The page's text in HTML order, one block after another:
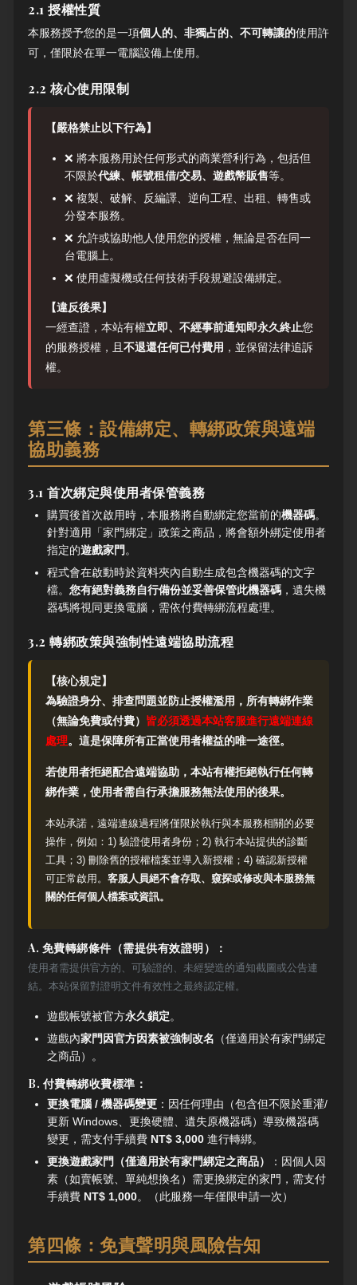
2.1 授權性質
本服務授予您的是一項個人的、非獨占的、不可轉讓的使用許
可，僅限於在單一電腦設備上使用。
2.2 核心使用限制
【嚴格禁止以下行為】
❌ 將本服務用於任何形式的商業營利行為，包括但
不限於代練、帳號租借/交易、遊戲幣販售等。
❌ 複製、破解、反編譯、逆向工程、出租、轉售或
分發本服務。
❌ 允許或協助他人使用您的授權，無論是否在同一
台電腦上。
❌ 使用虛擬機或任何技術手段規避設備綁定。
【違反後果】
一經查證，本站有權立即、不經事前通知即永久終止您
的服務授權，且 不退還任何已付費用 ，並保留法律追訴
權。
第三條：設備綁定、轉綁政策與遠端
協助義務
3.1 首次綁定與使用者保管義務
購買後首次啟用時，本服務將自動綁定您當前的機器碼。
針對適用「家門綁定」政策之商品，將會額外綁定使用者
指定的遊戲家門 。
程式會在啟動時於資料夾內自動生成包含機器碼的文字
檔。 您有絕對義務自行備份並妥善保管此機器碼 ，遺失機
器碼將視同更換電腦，需依付費轉綁流程處理。
3.2 轉綁政策與強制性遠端協助流程
【核心規定】
為驗證身分、排查問題並防止授權濫用，所有轉綁作業
（無論免費或付費） 皆必須透過本站客服進行遠端連線
處理。這是保障所有正當使用者權益的唯一途徑。
若使用者拒絕配合遠端協助，本站有權拒絕執行任何轉
綁作業，使用者需自行承擔服務無法使用的後果。
本站承諾，遠端連線過程將僅限於執行與本服務相關的必要
操作，例如：1) 驗證使用者身份；2) 執行本站提供的診斷
工具；3) 刪除舊的授權檔案並導入新授權；4) 確認新授權
可正常啟用。 客服人員絕不會存取、窺探或修改與本服務無
關的任何個人檔案或資訊。
A. 免費轉綁條件（需提供有效證明）：
使用者需提供官方的、可驗證的、未經變造的通知截圖或公告連
結。本站保留對證明文件有效性之最終認定權。
遊戲帳號被官方永久鎖定。
遊戲內家門因官方因素被強制改名 （僅適用於有家門綁定
之商品）。
B. 付費轉綁收費標準：
更換電腦 / 機器碼變更 ：因任何理由（包含但不限於重灌/
更新 Windows、更換硬體、遺失原機器碼）導致機器碼
變更，需支付手續費 NT$ 3,000 進行轉綁。
更換遊戲家門（僅適用於有家門綁定之商品）
：因個人因
素（如賣帳號、單純想換名）需更換綁定的家門，需支付
手續費 NT$ 1,000。（此服務一年僅限申請一次）
第四條：免責聲明與風險告知